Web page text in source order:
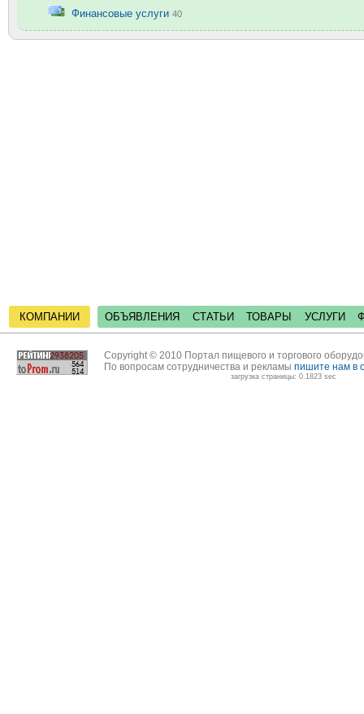
Финансовые услуги 40
КОМПАНИИ ОБЪЯВЛЕНИЯ СТАТЬИ ТОВАРЫ УСЛУГИ
Copyright © 2010 Портал пищевого и торгового
По вопросам сотрудничества и рекламы пишите нам в
загрузка страницы: 0.1823 sec